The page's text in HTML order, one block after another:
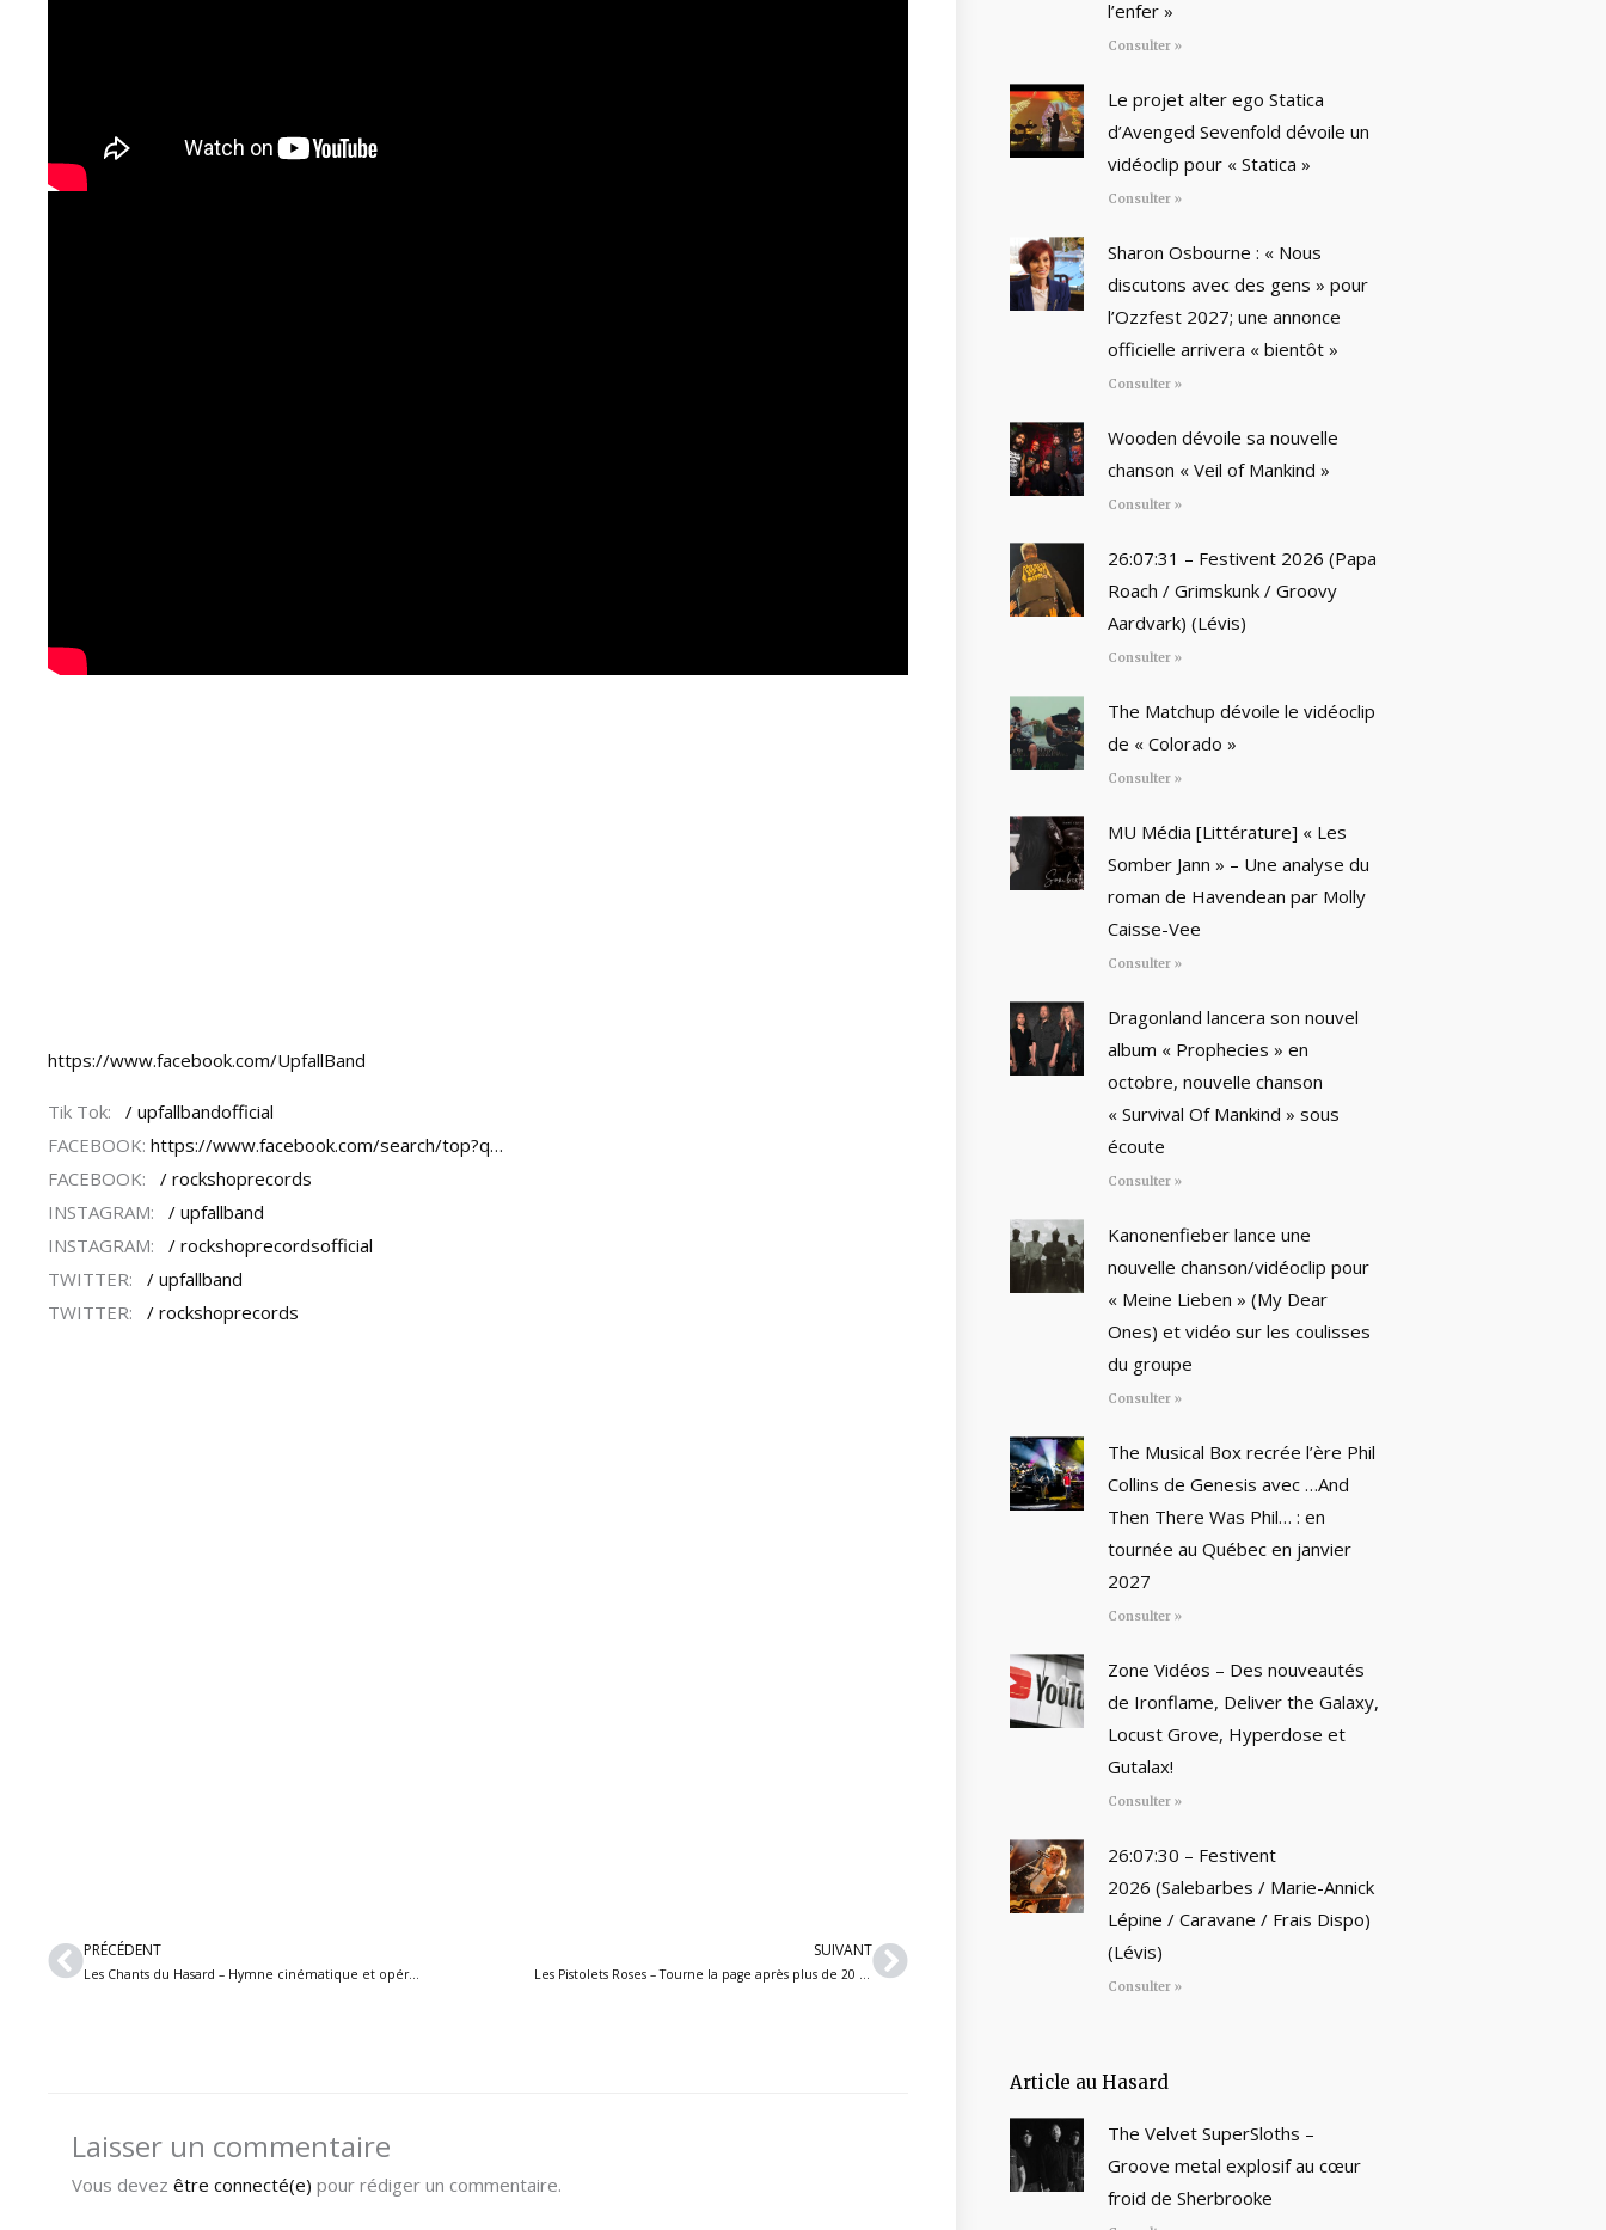
https://www.facebook.com/UpfallBand
Tik Tok:
/ upfallbandofficial
FACEBOOK: https://www.facebook.com/search/top?q…
FACEBOOK:
/ rockshoprecords
INSTAGRAM:
/ upfallband
INSTAGRAM:
/ rockshoprecordsofficial
TWITTER:
/ upfallband
TWITTER:
/ rockshoprecords​
Précédent
PRÉCÉDENT
Les Chants du Hasard – Hymne cinématique et opéra de l’extrême, nouvel album « Livre Quart » à la fin du mois
SUIVANT
Les Pistolets Roses – Tourne la page après plus de 20 ans avec un dernier spectacle en septembre
Suivant
Laisser un commentaire
Vous devez être connecté(e) pour rédiger un commentaire.
l’enfer »
Consulter »
Le projet alter ego Statica
d’Avenged Sevenfold dévoile un
vidéoclip pour « Statica »
Consulter »
Sharon Osbourne : « Nous
discutons avec des gens » pour
l’Ozzfest 2027; une annonce
officielle arrivera « bientôt »
Consulter »
Wooden dévoile sa nouvelle
chanson « Veil of Mankind »
Consulter »
26:07:31 – Festivent 2026 (Papa
Roach / Grimskunk / Groovy
Aardvark) (Lévis)
Consulter »
The Matchup dévoile le vidéoclip
de « Colorado »
Consulter »
MU Média [Littérature] « Les
Somber Jann » – Une analyse du
roman de Havendean par Molly
Caisse-Vee
Consulter »
Dragonland lancera son nouvel
album « Prophecies » en
octobre, nouvelle chanson
« Survival Of Mankind » sous
écoute
Consulter »
Kanonenfieber lance une
nouvelle chanson/vidéoclip pour
« Meine Lieben » (My Dear
Ones) et vidéo sur les coulisses
du groupe
Consulter »
The Musical Box recrée l’ère Phil
Collins de Genesis avec …And
Then There Was Phil… : en
tournée au Québec en janvier
2027
Consulter »
Zone Vidéos – Des nouveautés
de Ironflame, Deliver the Galaxy,
Locust Grove, Hyperdose et
Gutalax!
Consulter »
26:07:30 – Festivent
2026 (Salebarbes / Marie-Annick
Lépine / Caravane / Frais Dispo)
(Lévis)
Consulter »
Article au Hasard
The Velvet SuperSloths –
Groove metal explosif au cœur
froid de Sherbrooke